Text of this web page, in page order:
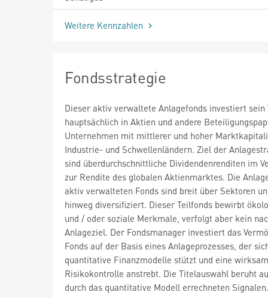
Weitere Kennzahlen
Fondsstrategie
Dieser aktiv verwaltete Anlagefonds investiert sein
hauptsächlich in Aktien und andere
Unternehmen mit mittlerer und hoher
Industrie- und Schwellenländern. Ziel der
sind überdurchschnittliche Dividendenrenditen im
zur Rendite des globalen Aktienmarktes. Die
aktiv verwalteten Fonds sind breit über Sektoren
hinweg diversifiziert. Dieser Teilfonds bewirbt
und / oder soziale Merkmale, verfolgt aber kein
Anlageziel. Der Fondsmanager investiert das
Fonds auf der Basis eines Anlageprozesses, der
quantitative Finanzmodelle stützt und eine
Risikokontrolle anstrebt. Die Titelauswahl beruht
durch das quantitative Modell errechneten